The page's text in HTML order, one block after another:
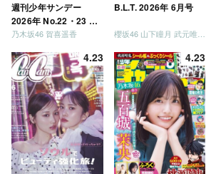
週刊少年サンデー
2026年 No.22・23 合
併号
乃木坂46 賀喜遥香
B.L.T. 2026年 6月号
櫻坂46 山下瞳月 武元唯衣 / 乃木坂46 海邉朱莉
4.23 4.23